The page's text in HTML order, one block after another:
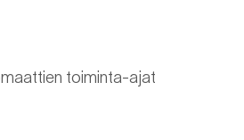
toiminta-ajat